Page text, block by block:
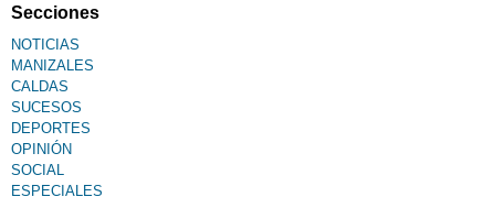
Secciones
NOTICIAS
MANIZALES
CALDAS
SUCESOS
DEPORTES
OPINIÓN
SOCIAL
ESPECIALES